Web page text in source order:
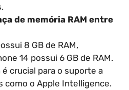
de memória RAM entre
8 GB de RAM,
14 possui 6 GB de RAM.
crucial para o suporte a
como o Apple Intelligence.